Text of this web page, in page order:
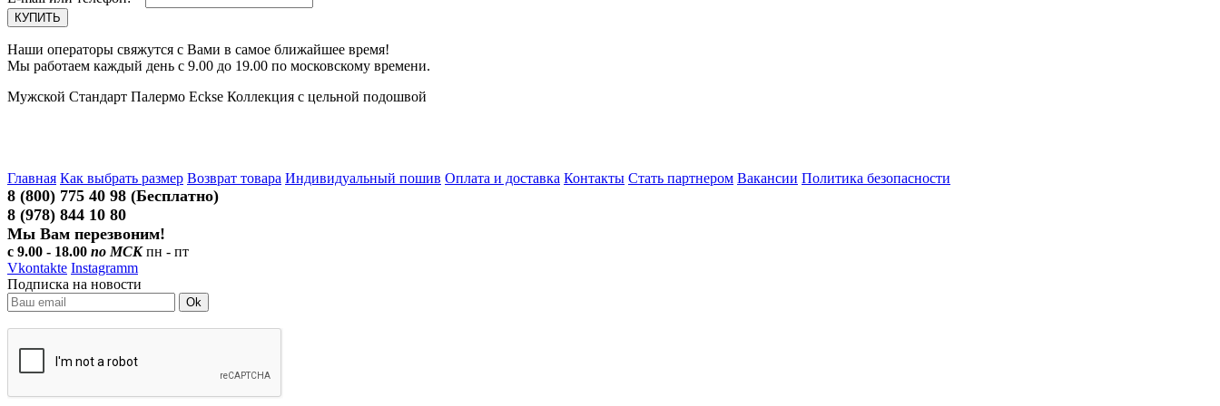
Наши операторы свяжутся с Вами в самое ближайшее время!
Мы работаем каждый день с 9.00 до 19.00 по московскому времени.
Мужской Стандарт Палермо Eckse Коллекция с цельной подошвой
Главная Как выбрать размер Возврат товара Индивидуальный пошив Оплата и доставка Контакты Стать партнером Вакансии Политика безопасности
8 (800) 775 40 98 (Бесплатно)
8 (978) 844 10 80
Мы Вам перезвоним!
с 9.00 - 18.00 по МСКпн - пт
Vkontakte Instagramm
Подписка на новости